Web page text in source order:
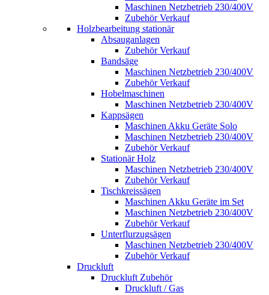
Maschinen Netzbetrieb 230/400V
Zubehör Verkauf
Holzbearbeitung stationär
Absauganlagen
Zubehör Verkauf
Bandsäge
Maschinen Netzbetrieb 230/400V
Zubehör Verkauf
Hobelmaschinen
Maschinen Netzbetrieb 230/400V
Kappsägen
Maschinen Akku Geräte Solo
Maschinen Netzbetrieb 230/400V
Zubehör Verkauf
Stationär Holz
Maschinen Netzbetrieb 230/400V
Zubehör Verkauf
Tischkreissägen
Maschinen Akku Geräte im Set
Maschinen Netzbetrieb 230/400V
Zubehör Verkauf
Unterflurzugsägen
Maschinen Netzbetrieb 230/400V
Zubehör Verkauf
Druckluft
Druckluft Zubehör
Druckluft / Gas